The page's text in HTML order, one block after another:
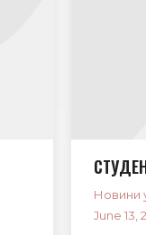
Новини
June 13,